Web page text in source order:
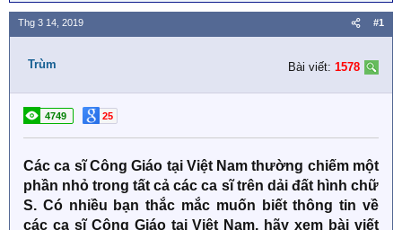
Thg 3 14, 2019 #1
Trùm Bài viết: 1578
4749 25
Các ca sĩ Công Giáo tại Việt Nam thường chiếm một
phần nhỏ trong tất cả các ca sĩ trên dải đất hình chữ
S. Có nhiều bạn thắc mắc muốn biết thông tin về
các ca sĩ Công Giáo tại Việt Nam, hãy xem bài viết